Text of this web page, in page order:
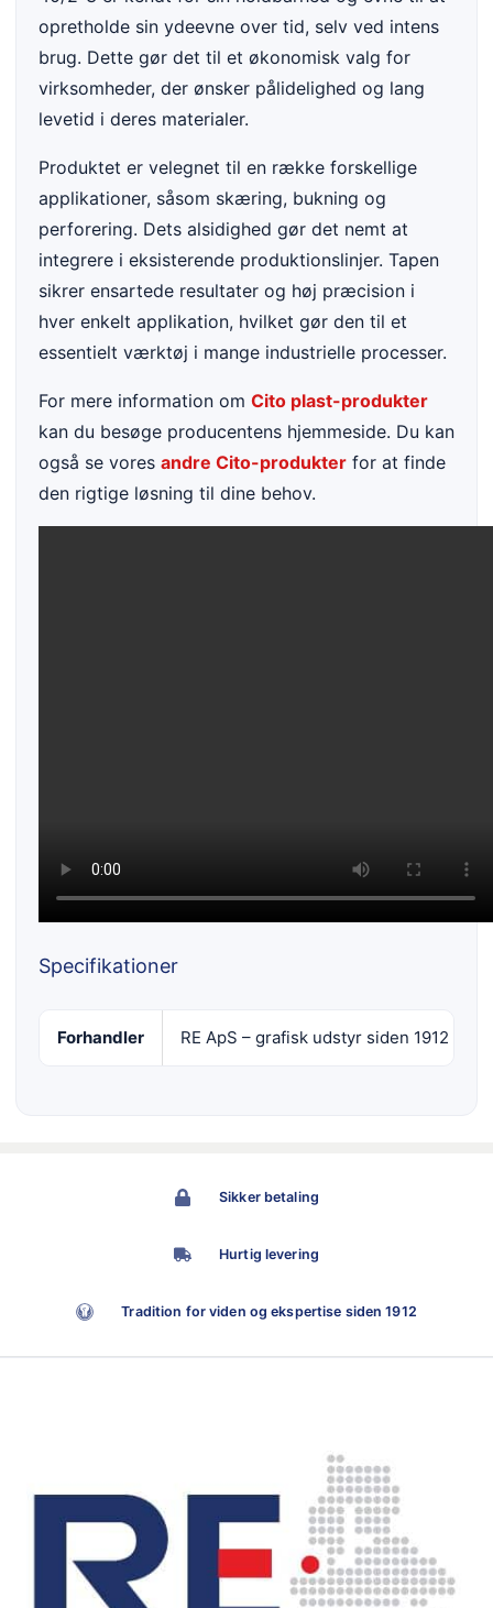
opretholde sin ydeevne over tid, selv ved intens
brug. Dette gør det til et økonomisk valg for
virksomheder, der ønsker pålidelighed og lang
levetid i deres materialer.
Produktet er velegnet til en række forskellige
applikationer, såsom skæring, bukning og
perforering. Dets alsidighed gør det nemt at
integrere i eksisterende produktionslinjer. Tapen
sikrer ensartede resultater og høj præcision i
hver enkelt applikation, hvilket gør den til et
essentielt værktøj i mange industrielle processer.
For mere information om Cito plast-produkter
kan du besøge producentens hjemmeside. Du kan
også se vores andre Cito-produkter for at finde
den rigtige løsning til dine behov.
Specifikationer
Forhandler RE ApS – grafisk udstyr siden 1912
Sikker betaling
Hurtig levering
Tradition for viden og ekspertise siden 1912